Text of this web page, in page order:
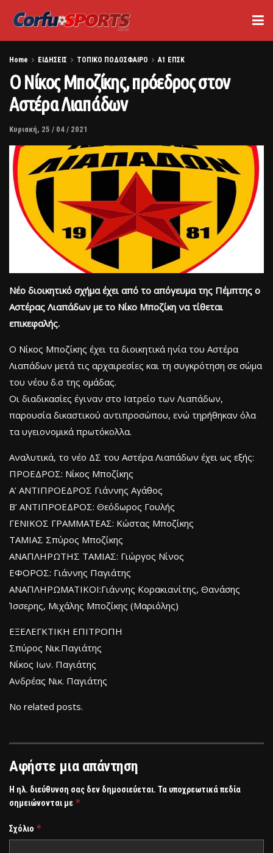
Home ΕΙΔΗΣΕΙΣ ΤΟΠΙΚΟ ΠΟΔΟΣΦΑΙΡΟ Α1 ΕΠΣΚ
Ο Νίκος Μποζίκης, πρόεδρος στον
Αστέρα Λιαπάδων
Κυριακή, 25 / 04 / 2021
Νέο διοικητικό σχήμα έχει από το απόγευμα της Πέμπτης ο
Αστέρας Λιαπάδων με το Νίκο Μποζίκη να τίθεται
επικεφαλής.
Ο Νίκος Μποζίκης έχει τα διοικητικά ηνία του Αστέρα
Λιαπάδων μετά τις αρχαιρεσίες και τη συγκρότηση σε σώμα
του νέου δ.σ της ομάδας.
Οι διαδικασίες έγιναν στο Ιατρείο των Λιαπάδων,
παρουσία δικαστικού αντιπροσώπου, ενώ τηρήθηκαν όλα
τα υγειονομικά πρωτόκολλα.
Αναλυτικά, το νέο ΔΣ του Αστέρα Λιαπάδων έχει ως εξής:
ΠΡΟΕΔΡΟΣ: Νίκος Μποζίκης
Α’ ΑΝΤΙΠΡΟΕΔΡΟΣ Γιάννης Αγάθος
Β’ ΑΝΤΙΠΡΟΕΔΡΟΣ: Θεόδωρος Γουλής
ΓΕΝΙΚΟΣ ΓΡΑΜMAΤΕΑΣ: Κώστας Μποζίκης
ΤΑΜΙΑΣ Σπύρος Μποζίκης
ΑΝΑΠΛΗΡΩΤΗΣ ΤΑΜΙΑΣ: Γιώργος Νίνος
ΕΦΟΡΟΣ: Γιάννης Παγιάτης
ΑΝΑΠΛΗΡΩΜΑΤΙΚΟΙ:Γιάννης Κορακιανίτης, Θανάσης
Ίσσερης, Μιχάλης Μποζίκης (Μαριόλης)
ΕΞΕΛΕΓΚΤΙΚΗ ΕΠΙΤΡΟΠΗ
Σπύρος Νικ.Παγιάτης
Νίκος Ιων. Παγιάτης
Ανδρέας Νικ. Παγιάτης
No related posts.
Αφήστε μια απάντηση
Η ηλ. διεύθυνση σας δεν δημοσιεύεται. Τα υποχρεωτικά πεδία
σημειώνονται με *
Σχόλιο *